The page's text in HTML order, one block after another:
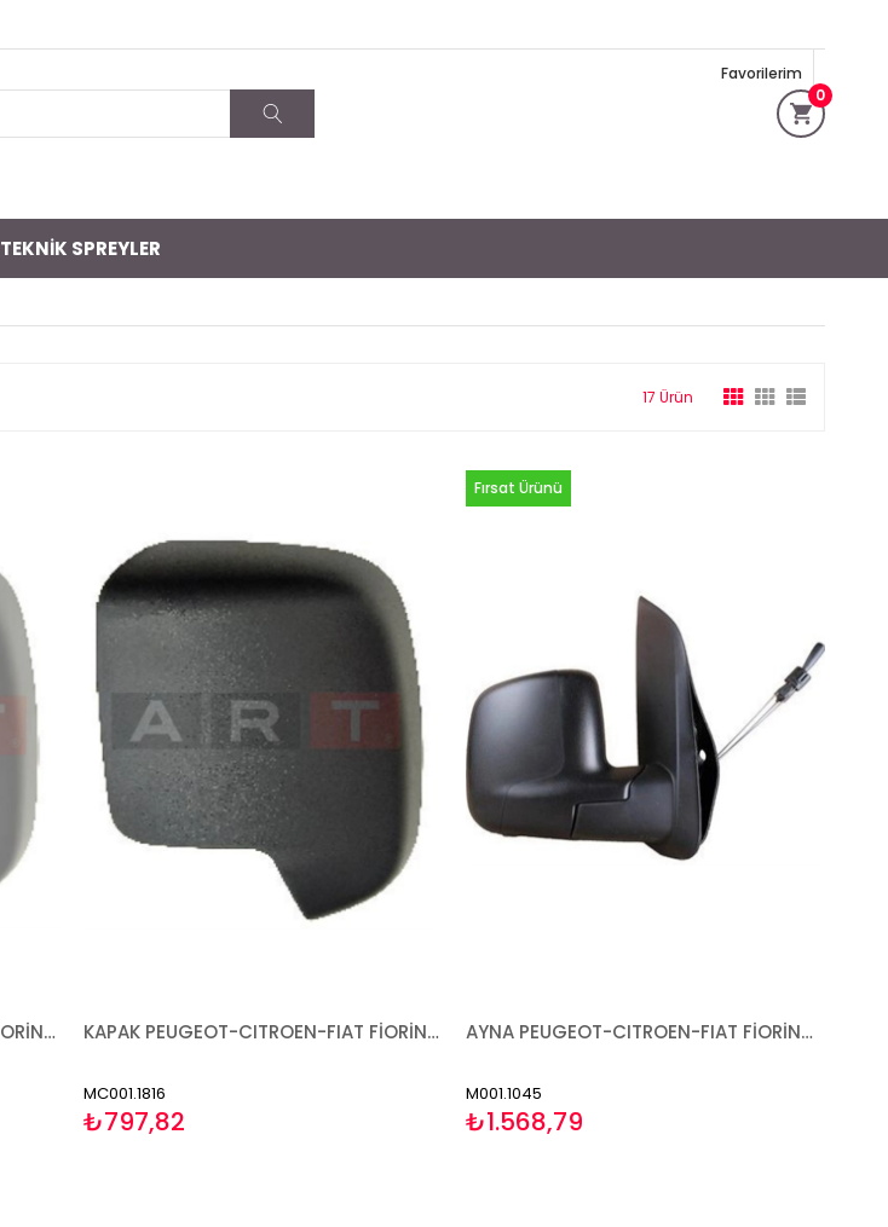
0
Favorilerim
TEKNİK SPREYLER
17 Ürün
KAPAK PEUGEOT-CITROEN-FIAT FİORİNO BİPPER NEMO 2007- ASTARLI SAĞ KAPAK PEUGEOT-CITROEN-FIAT FİORİNO BİPPER NEMO 2007- SOL
MC001.1816
₺797,82
AYNA PEUGEOT-CITROEN-FIAT FİORİNO BİPPER NEMO 2007- MEKANİK SAĞ
M001.1045
₺1.568,79
Fırsat Ürünü